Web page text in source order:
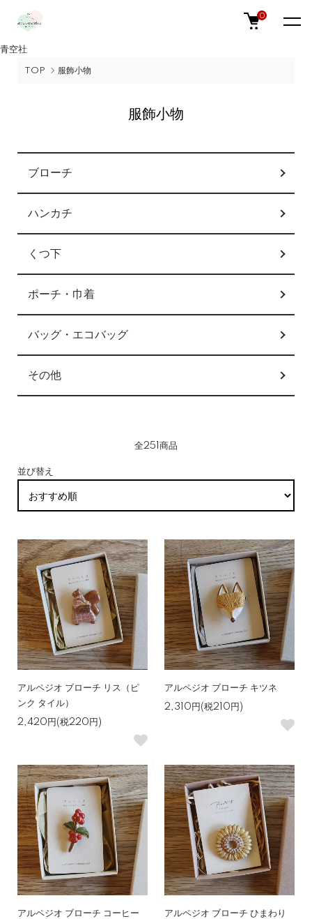
青空社
0
TOP 服飾小物
服飾小物
カテゴリー一覧
ブローチ
ハンカチ
くつ下
ポーチ・巾着
バッグ・エコバッグ
その他
全251商品
並び替え
アルペジオ ブローチ リス（ピ
ンク タイル）
2,420円(税220円)
アルペジオ ブローチ キツネ
2,310円(税210円)
アルペジオ ブローチ コーヒー
アルペジオ ブローチ ひまわり